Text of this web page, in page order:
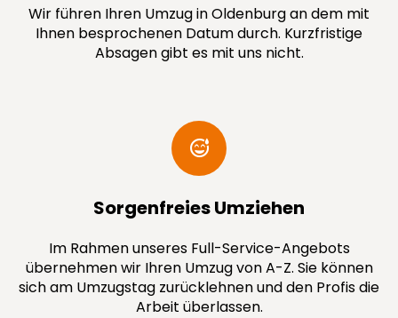
Wir führen Ihren Umzug in Oldenburg an dem mit
Ihnen besprochenen Datum durch. Kurzfristige
Absagen gibt es mit uns nicht.
Sorgenfreies Umziehen
Im Rahmen unseres Full-Service-Angebots
übernehmen wir Ihren Umzug von A-Z. Sie können
sich am Umzugstag zurücklehnen und den Profis die
Arbeit überlassen.